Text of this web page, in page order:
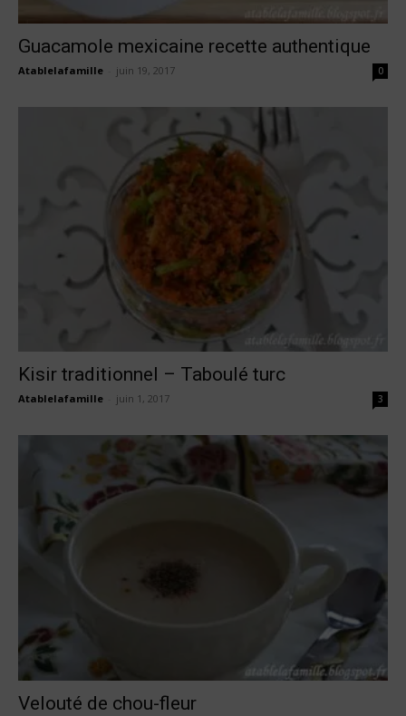
Guacamole mexicaine recette authentique
Atablelafamille juin 19, 2017 0
Kisir traditionnel – Taboulé turc
Atablelafamille juin 1, 2017 3
Velouté de chou-fleur